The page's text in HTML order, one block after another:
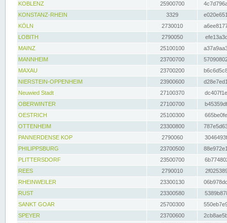
KOBLENZ
25900700
KONSTANZ-RHEIN
3329
KÖLN
2730010
LOBITH
2790050
MAINZ
25100100
MANNHEIM
23700700
MAXAU
23700200
NIERSTEIN-OPPENHEIM
23900600
Neuwied Stadt
27100370
OBERWINTER
27100700
OESTRICH
25100300
OTTENHEIM
23300800
PANNERDENSE KOP
2790060
PHILIPPSBURG
23700500
PLITTERSDORF
23500700
REES
2790010
RHEINWEILER
23300130
RUST
23300580
SANKT GOAR
25700300
SPEYER
23700600